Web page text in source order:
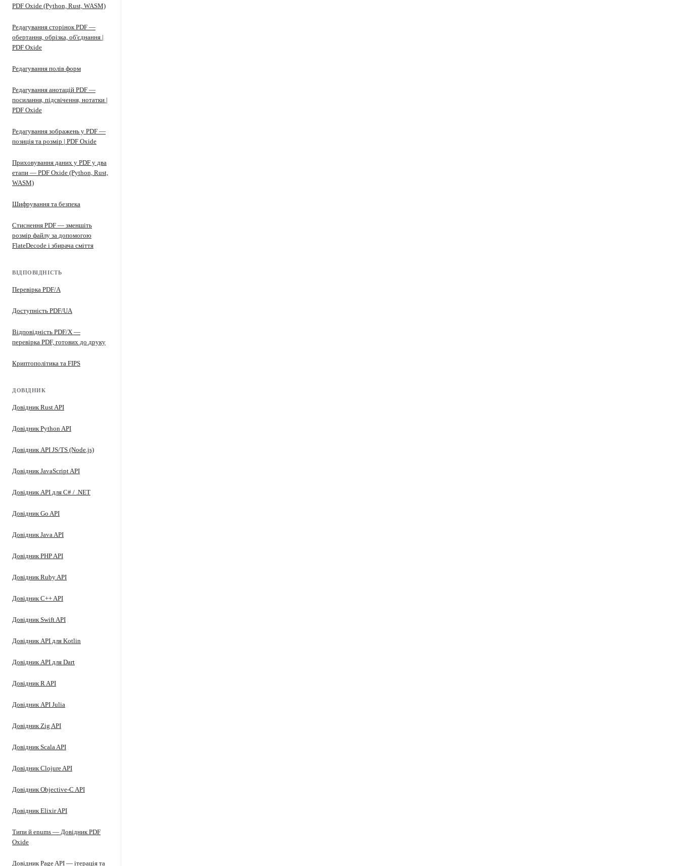
PDF Oxide (Python, Rust, WASM)
Редагування сторінок PDF —
обертання, обрізка, об'єднання |
PDF Oxide
Редагування полів форм
Редагування анотацій PDF —
посилання, підсвічення, нотатки |
PDF Oxide
Редагування зображень у PDF —
позиція та розмір | PDF Oxide
Приховування даних у PDF у два
етапи — PDF Oxide (Python, Rust,
WASM)
Шифрування та безпека
Стиснення PDF — зменшіть
розмір файлу за допомогою
FlateDecode і збирача сміття
ВІДПОВІДНІСТЬ
Перевірка PDF/A
Доступність PDF/UA
Відповідність PDF/X —
перевірка PDF, готових до друку
Криптополітика та FIPS
ДОВІДНИК
Довідник Rust API
Довідник Python API
Довідник API JS/TS (Node.js)
Довідник JavaScript API
Довідник API для C# / .NET
Довідник Go API
Довідник Java API
Довідник PHP API
Довідник Ruby API
Довідник C++ API
Довідник Swift API
Довідник API для Kotlin
Довідник API для Dart
Довідник R API
Довідник API Julia
Довідник Zig API
Довідник Scala API
Довідник Clojure API
Довідник Objective-C API
Довідник Elixir API
Типи й enums — Довідник PDF
Oxide
Довідник Page API — ітерація та